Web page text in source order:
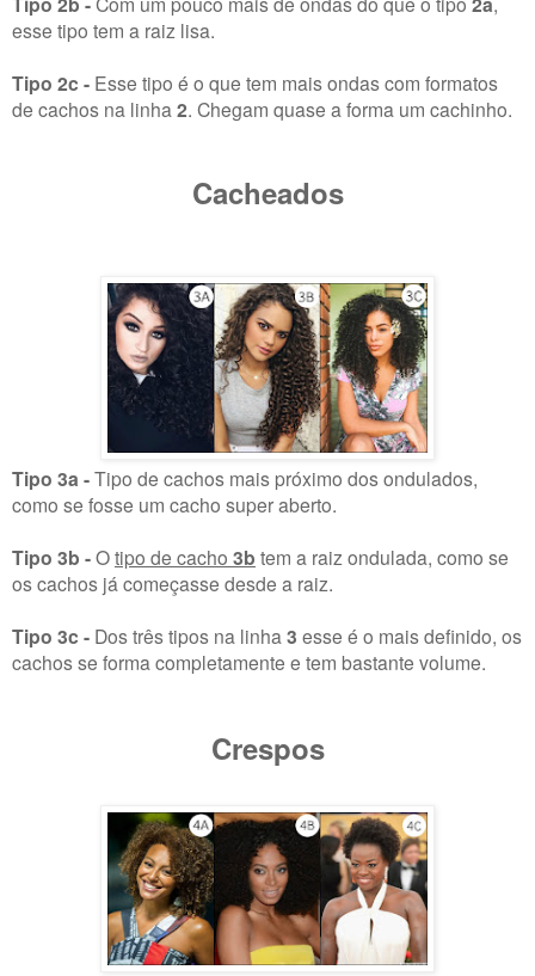
esse tipo tem a raiz lisa.
Tipo 2c - Esse tipo é o que tem mais ondas com formatos
de cachos na linha 2. Chegam quase a forma um cachinho.
Cacheados
Tipo 3a -Tipo de cachos mais próximo dos ondulados,
como se fosse um cacho super aberto.
Tipo 3b -Otipo de cacho 3b tem a raiz ondulada, como se
os cachos já começasse desde a raiz.
Tipo 3c - Dos três tipos na linha 3 esse é o mais definido, os
cachos se forma completamente e tem bastante volume.
Crespos